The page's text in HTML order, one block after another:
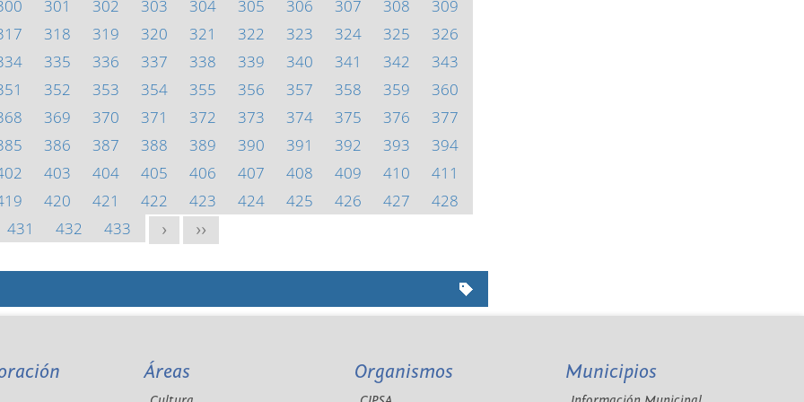
301 302 303 304 305 306 307 308
309
318 319 320 321 322 323 324 325
326
335 336 337 338 339 340 341 342
343
352 353 354 355 356 357 358 359
360
369 370 371 372 373 374 375 376
377
386 387 388 389 390 391 392 393
394
403 404 405 406 407 408 409 410
411
420 421 422 423 424 425 426 427
428
431
432 433 > >>
Áreas Organismos Municipios